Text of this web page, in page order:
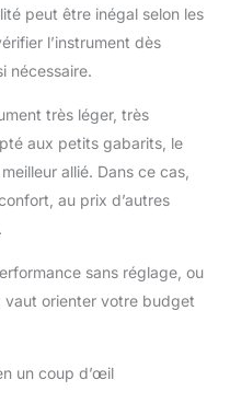
peut être inégal selon les
l’instrument dès
nécessaire.
très léger, très
aux petits gabarits, le
allié. Dans ce cas,
au prix d’autres
sans réglage, ou
orienter votre budget
un coup d’œil